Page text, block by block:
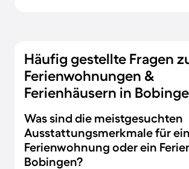
Häufig gestellte Fragen
Ferienwohnungen &
Ferienhäusern in
Was sind die meistgesuchten
Ausstattungsmerkmale für
Ferienwohnung oder ein
Bobingen?